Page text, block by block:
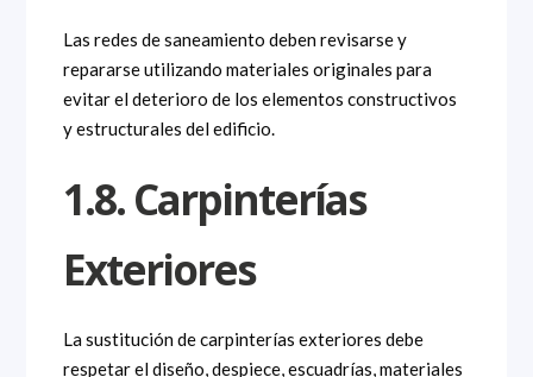
Las redes de saneamiento deben revisarse y
repararse utilizando materiales originales para
evitar el deterioro de los elementos constructivos
y estructurales del edificio.
1.8. Carpinterías
Exteriores
La sustitución de carpinterías exteriores debe
respetar el diseño, despiece, escuadrías, materiales